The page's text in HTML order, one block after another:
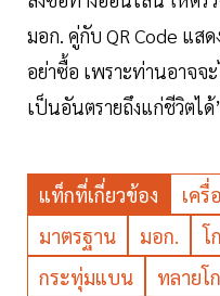
มอก. คู่กับ QR Code แส
อย่าซื้อ เพราะท่านอาจจ
เป็นอันตรายถึงแก่ชีวิตได้
แท็กที่เกี่ยวข้อง เครื่
มาตรฐาน
มอก. โ
กระทุ่มแบน
ทลายโ